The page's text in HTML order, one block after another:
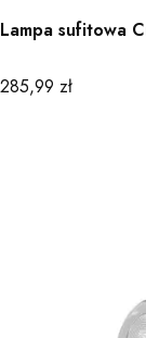
Lampa sufitowa
Cena
285,99 zł